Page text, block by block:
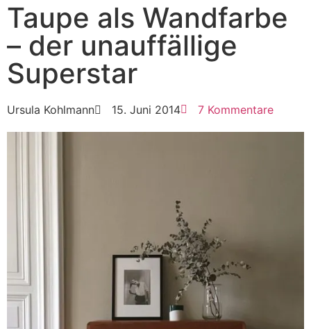
Taupe als Wandfarbe
– der unauffällige
Superstar
Ursula Kohlmann 15. Juni 2014 7 Kommentare